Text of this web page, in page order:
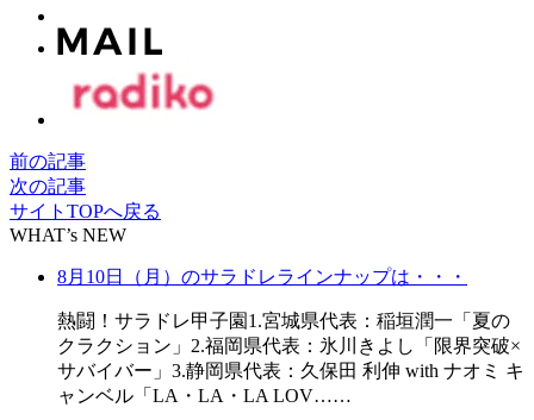
前の記事
次の記事
サイトTOPへ戻る
WHAT’s NEW
8月10日（月）のサラドレラインナップは・・・
熱闘！サラドレ甲子園1.宮城県代表：稲垣潤一「夏の
クラクション」2.福岡県代表：氷川きよし「限界突破×
サバイバー」3.静岡県代表：久保田 利伸 with ナオミ キ
ャンベル「LA・LA・LA LOV……